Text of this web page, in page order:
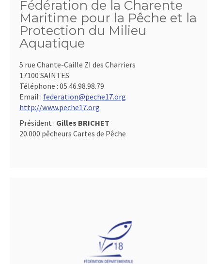
Fédération de la Charente
Maritime pour la Pêche et la
Protection du Milieu
Aquatique
5 rue Chante-Caille ZI des Charriers
17100 SAINTES
Téléphone : 05.46.98.98.79
Email : federation@peche17.org
http://www.peche17.org
Président : Gilles BRICHET
20.000 pêcheurs Cartes de Pêche